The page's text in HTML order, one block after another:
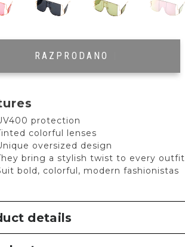
RAZPRODANO
protection
colorful lenses
oversized design
bring a stylish twist to every outfit
bold, colorful, modern fashionistas
details